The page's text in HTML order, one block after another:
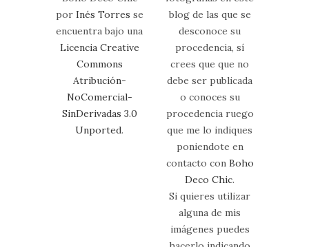
por Inés Torres se
encuentra bajo una
Licencia Creative
Commons
Atribución-
NoComercial-
SinDerivadas 3.0
Unported.
blog de las que se
desconoce su
procedencia, sí
crees que que no
debe ser publicada
o conoces su
procedencia ruego
que me lo indiques
poniendote en
contacto con Boho
Deco Chic.
Si quieres utilizar
alguna de mis
imágenes puedes